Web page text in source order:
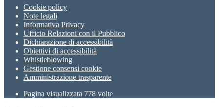
Cookie policy
Note legali
Informativa Privacy
Ufficio Relazioni con il Pubblico
Dichiarazione di accessibilità
Obiettivi di accessibilità
Whistleblowing
Gestione consensi cookie
Amministrazione trasparente
Pagina visualizzata 778 volte